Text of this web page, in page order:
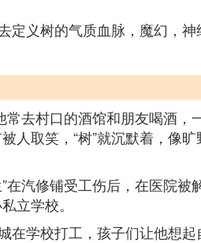
义树的气质血脉，魔幻，神
去村口的酒馆和朋友喝酒，
人取笑，“树”就沉默着，像
在汽修铺受工伤后，在医院被
立学校。
学校打工，孩子们让他想起